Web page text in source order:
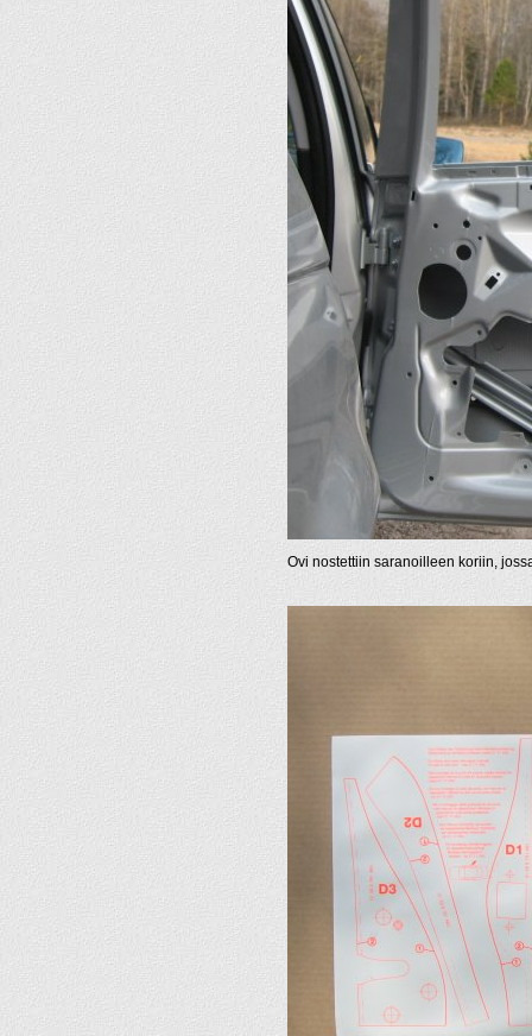
Ovi nostettiin saranoilleen koriin,